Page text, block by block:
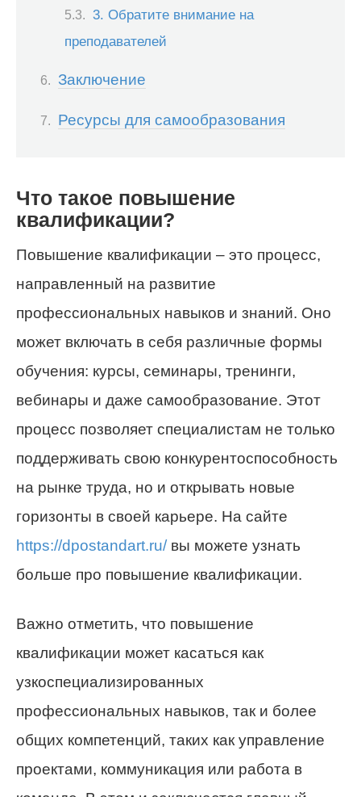
3. Обратите внимание на
преподавателей
Заключение
Ресурсы для самообразования
Что такое повышение
квалификации?
Повышение квалификации – это процесс,
направленный на развитие
профессиональных навыков и знаний. Оно
может включать в себя различные формы
обучения: курсы, семинары, тренинги,
вебинары и даже самообразование. Этот
процесс позволяет специалистам не только
поддерживать свою конкурентоспособность
на рынке труда, но и открывать новые
горизонты в своей карьере. На сайте
https://dpostandart.ru/вы можете узнать
больше про повышение квалификации.
Важно отметить, что повышение
квалификации может касаться как
узкоспециализированных
профессиональных навыков, так и более
общих компетенций, таких как управление
проектами, коммуникация или работа в